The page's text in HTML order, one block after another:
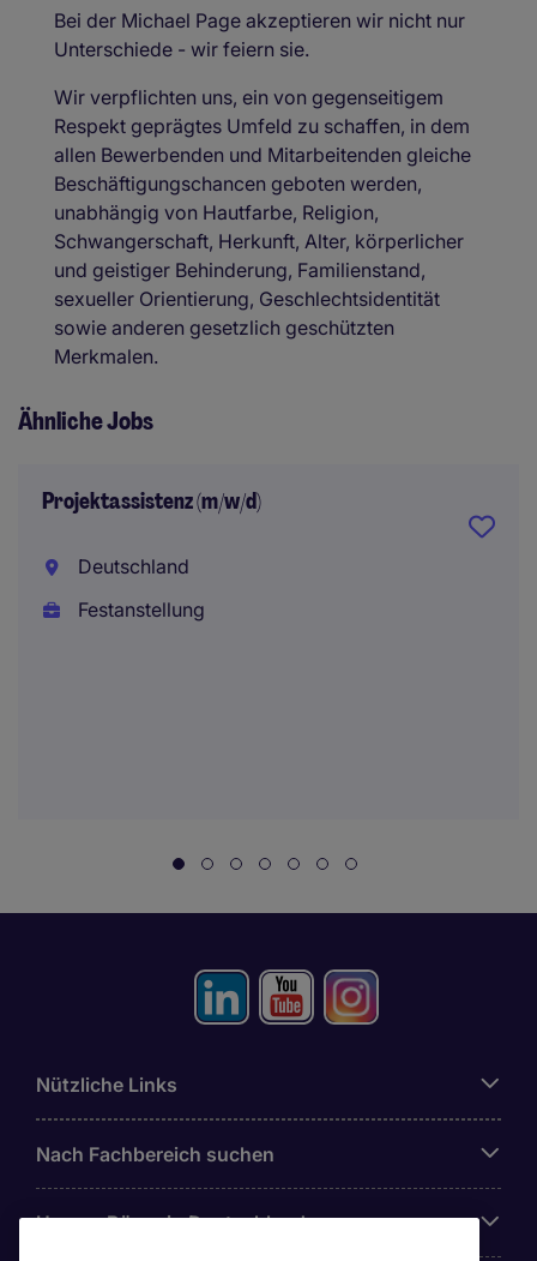
Bei der Michael Page akzeptieren wir nicht nur
Unterschiede - wir feiern sie.
Wir verpflichten uns, ein von gegenseitigem
Respekt geprägtes Umfeld zu schaffen, in dem
allen Bewerbenden und Mitarbeitenden gleiche
Beschäftigungschancen geboten werden,
unabhängig von Hautfarbe, Religion,
Schwangerschaft, Herkunft, Alter, körperlicher
und geistiger Behinderung, Familienstand,
sexueller Orientierung, Geschlechtsidentität
sowie anderen gesetzlich geschützten
Merkmalen.
Ähnliche Jobs
Projektassistenz (m/w/d)
Deutschland
Festanstellung
Nützliche Links
Nach Fachbereich suchen
Unsere Büros in Deutschland